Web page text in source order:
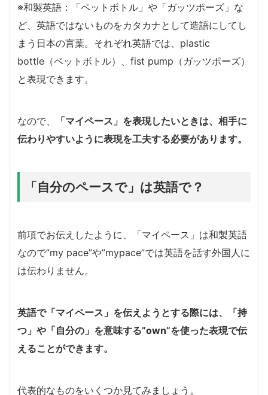
※和製英語：「ペットボトル」や「ガッツポーズ」な
ど、英語ではないものをカタカナとして造語にしてし
まう日本の言葉。それぞれ英語では、plastic
bottle（ペットボトル）、fist pump（ガッツポーズ）
と表現できます。
なので、
「マイペース」を表現したいときは、相手に
伝わりやすいように表現を工夫する必要があります。
「自分のペースで」は英語で？
前項でお伝えしたように、「マイペース」は和製英語
なので”my pace”や”mypace”では英語を話す外国人に
は伝わりません。
英語で「マイペース」を伝えようとする際には、「持
つ」や「自分の」を意味する”own”を使った表現で伝
えることができます。
代表的なものをいくつか見てみましょう。